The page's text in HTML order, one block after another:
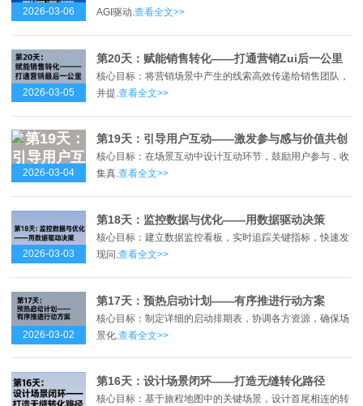
2026-03-06
AGI驱动.查看全文>>
2026-03-05
第20天：赋能销售转化——打通营销Zui后一公里
核心目标：将营销场景中产生的线索高效传递给销售团队，
并提. 查看全文>>
2026-03-04
第19天：引导用户互动——激发参与感与价值共创
核心目标：在场景互动中设计互动环节，鼓励用户参与，收
集真.查看全文>>
2026-03-03
第18天：监控数据与优化——用数据驱动决策
核心目标：建立数据监控看板，实时追踪关键指标，快速发
现问.查看全文>>
2026-03-02
第17天：预热启动计划——有序推进行动方案
核心目标：制定详细的启动排期表，协调各方资源，确保场
景化. 查看全文>>
第16天：设计场景闭环——打造无缝转化路径
核心目标：基于旅程地图中的关键场景，设计首尾相连的转